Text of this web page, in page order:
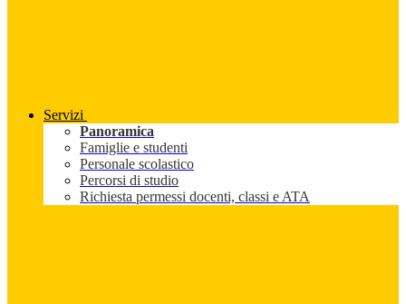
Servizi
Panoramica
Famiglie e studenti
Personale scolastico
Percorsi di studio
Richiesta permessi docenti, classi e ATA